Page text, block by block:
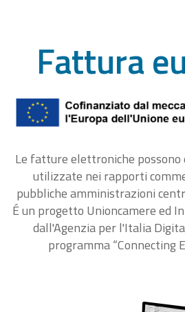
Fattura
Le fatture elettroniche
utilizzate nei rapporti
pubbliche amministrazioni
É un progetto Unioncamere ed
dall'Agenzia per l'Italia
programma “Connecting